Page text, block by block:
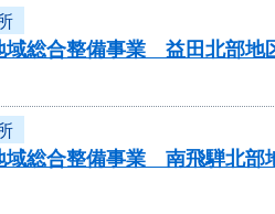
域総合整備事業 益田北部
域総合整備事業 南飛騨北